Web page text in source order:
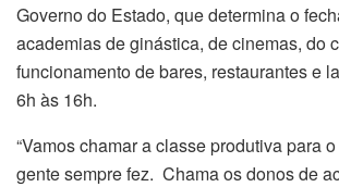
Governo do Estado, que determina o
academias de ginástica, de cinemas, do
funcionamento de bares, restaurantes e
6h às 16h.
“Vamos chamar a classe produtiva para
gente sempre fez. Chama os donos de